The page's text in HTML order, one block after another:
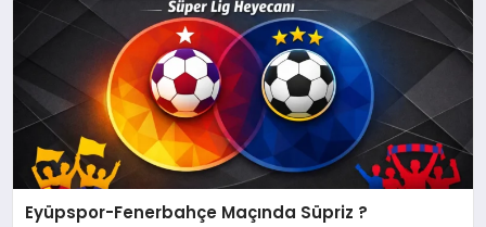
Eyüpspor-Fenerbahçe Maçında Süpriz ?